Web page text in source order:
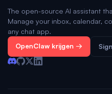
The open-source AI assistant
Manage your inbox, calendar,
any chat app.
OpenClaw krijgen →